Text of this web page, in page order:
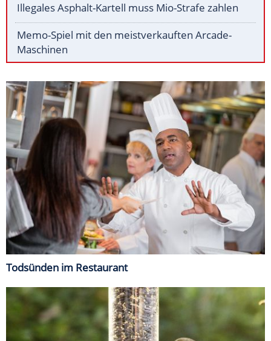
Illegales Asphalt-Kartell muss Mio-Strafe zahlen
Memo-Spiel mit den meistverkauften Arcade-
Maschinen
Todsünden im Restaurant